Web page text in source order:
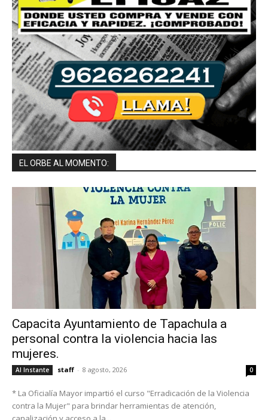
EL ORBE AL MOMENTO:
Capacita Ayuntamiento de Tapachula a
personal contra la violencia hacia las
mujeres.
Al Instante staff - 8 agosto, 2026 0
* La Oficialía Mayor impartió el curso "Erradicación de la Violencia
contra la Mujer" para brindar herramientas de atención,